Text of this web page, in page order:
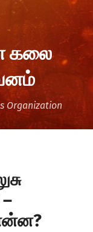
கலை
Organization